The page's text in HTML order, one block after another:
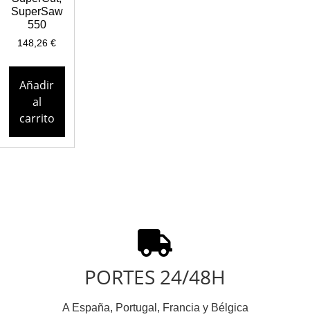
SuperSaw
550
148,26€
Añadir
al
carrito
PORTES 24/48H
A España, Portugal, Francia y Bélgica